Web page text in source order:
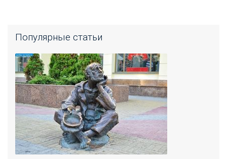
Популярные статьи